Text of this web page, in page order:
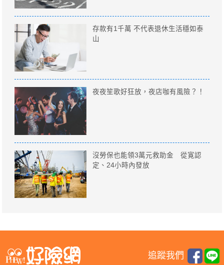
存款有1千萬 不代表退休生活穩如泰
山
夜夜笙歌好狂放，夜店咖有風險？！
沒勞保也能領3萬元救助金 從寛認
定、24小時內發放
追蹤我們